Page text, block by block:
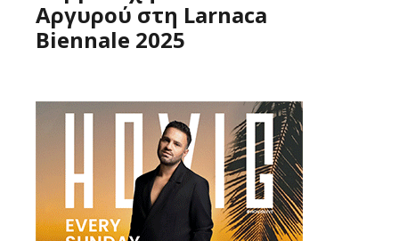
Αργυρού στη Larnaca
Biennale 2025